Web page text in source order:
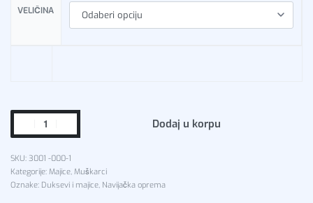
VELIČINA
Dodaj u korpu
3001 -000-1
Kategorije: Majice, Muškarci
Oznake: Duksevi i majice, Navijačka oprema